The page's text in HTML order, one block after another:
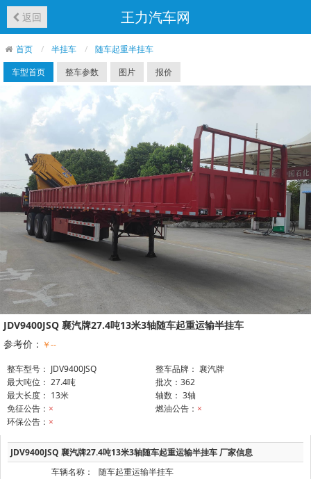
返回 王力汽车网
首页 半挂车
随车起重半挂车
车型首页
整车参数 图片 报价
JDV9400JSQ 襄汽牌27.4吨13米3轴随车起重运输半挂车
参考价： ￥--
整车型号： JDV9400JSQ
整车品牌： 襄汽牌
最大吨位： 27.4吨
批次：362
最大长度： 13米
轴数： 3轴
免征公告： × 燃油公告： ×
环保公告： ×
JDV9400JSQ 襄汽牌27.4吨13米3轴随车起重运输半挂车 厂家信息
车辆名称：
随车起重运输半挂车